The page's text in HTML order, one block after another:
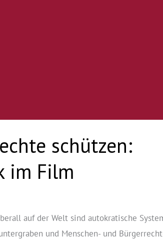
schützen:
im Film
auf der Welt sind autokratische
und Menschen- und